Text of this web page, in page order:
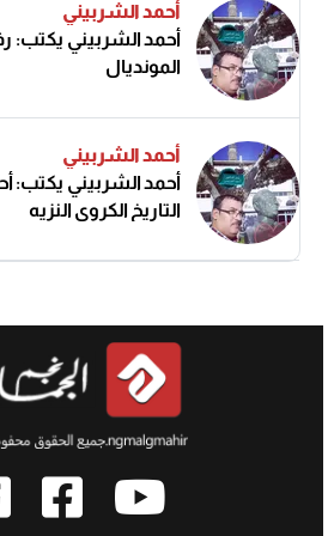
أحمد الشربيني
أحمد الشربيني يكتب:
المونديال
أحمد الشربيني
أحمد الشربيني يكتب:
التاريخ الكروي النزيه